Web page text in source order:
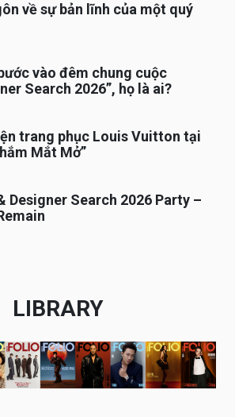
về sự bản lĩnh của một quý
vào đêm chung cuộc
Search 2026”, họ là ai?
trang phục Louis Vuitton tại
Mắt Mở”
Designer Search 2026 Party –
LIBRARY